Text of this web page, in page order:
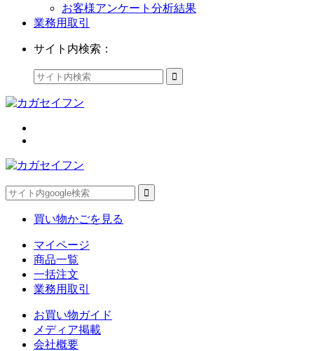
お客様アンケート分析結果
業務用取引
サイト内検索：
買い物かごを見る
マイページ
商品一覧
一括注文
業務用取引
お買い物ガイド
メディア掲載
会社概要